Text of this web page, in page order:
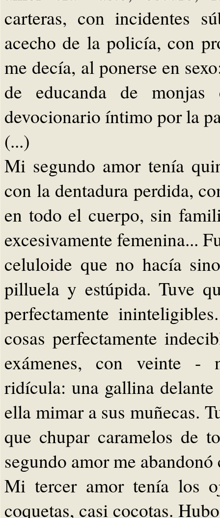
carteras, con incidentes
acecho de la policía, con
me decía, al ponerse en
de educanda de
devocionario íntimo por la
(...)
Mi segundo amor tenía
con la dentadura perdida,
en todo el cuerpo, sin
excesivamente femenina...
celuloide que no hacía
pilluela y estúpida. Tuve
perfectamente
cosas perfectamente
exámenes, con veinte -
ridícula: una gallina
ella mimar a sus muñecas.
que chupar caramelos de
segundo amor me
Mi tercer amor tenía los
coquetas, casi cocotas.